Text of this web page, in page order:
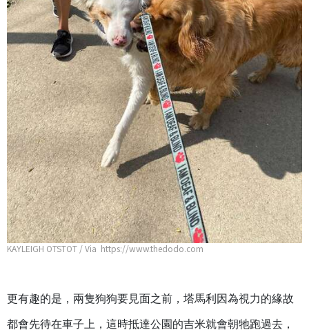
KAYLEIGH OTSTOT / Via https://www.thedodo.com
更有趣的是，兩隻狗狗要見面之前，塔馬利因為視力的緣故
都會先待在車子上，這時抵達公園的吉米就會朝牠跑過去，